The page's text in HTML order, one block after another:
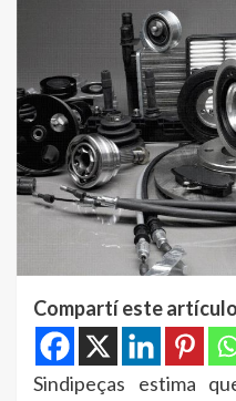
Compartí este
Sindipeças estima